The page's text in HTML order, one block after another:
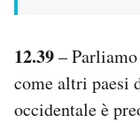
12.39–
come altri paesi
occidentale è